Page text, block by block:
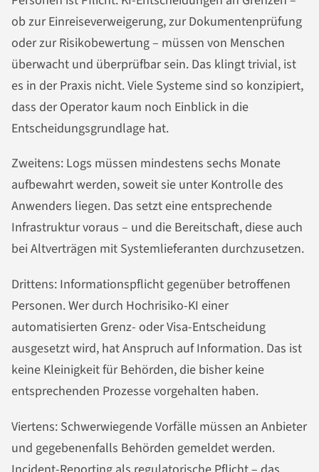
ob zur Einreiseverweigerung, zur Dokumentenprüfung
oder zur Risikobewertung – müssen von Menschen
überwacht und überprüfbar sein. Das klingt trivial, ist
es in der Praxis nicht. Viele Systeme sind so konzipiert,
dass der Operator kaum noch Einblick in die
Entscheidungsgrundlage hat.
Zweitens: Logs müssen mindestens sechs Monate
aufbewahrt werden, soweit sie unter Kontrolle des
Anwenders liegen. Das setzt eine entsprechende
Infrastruktur voraus – und die Bereitschaft, diese auch
bei Altverträgen mit Systemlieferanten durchzusetzen.
Drittens: Informationspflicht gegenüber betroffenen
Personen. Wer durch Hochrisiko-KI einer
automatisierten Grenz- oder Visa-Entscheidung
ausgesetzt wird, hat Anspruch auf Information. Das ist
keine Kleinigkeit für Behörden, die bisher keine
entsprechenden Prozesse vorgehalten haben.
Viertens: Schwerwiegende Vorfälle müssen an Anbieter
und gegebenenfalls Behörden gemeldet werden.